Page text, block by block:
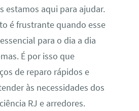
estamos aqui para ajudar.
é frustrante quando esse
para o dia a dia
É por isso que
de reparo rápidos e
às necessidades dos
RJ e arredores.